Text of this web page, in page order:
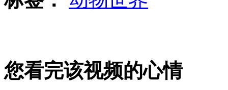
菲特使来台向遭射杀受害者家属道歉
您看完该视频的心情